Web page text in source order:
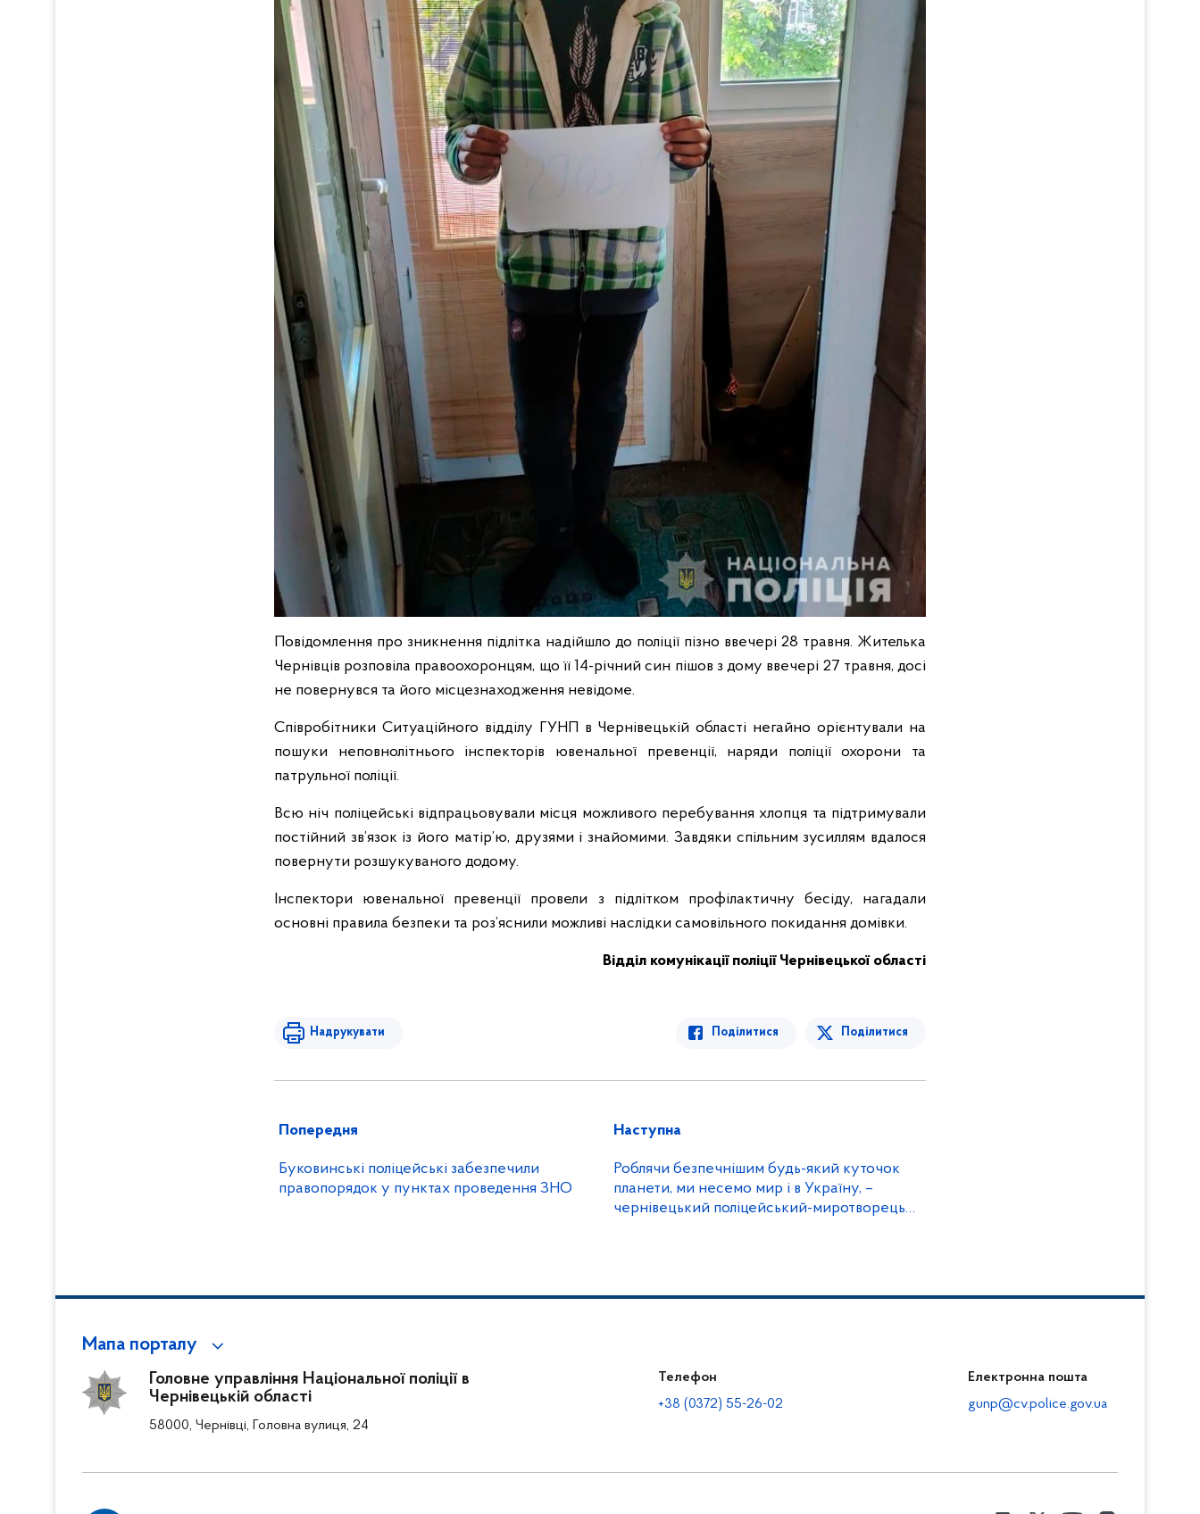
Повідомлення про зникнення підлітка надійшло до поліції пізно ввечері 28 травня. Жителька
Чернівців розповіла правоохоронцям, що її 14-річний син пішов з дому ввечері 27 травня, досі
не повернувся та його місцезнаходження невідоме.
Співробітники Ситуаційного відділу ГУНП в Чернівецькій області негайно орієнтували на
пошуки неповнолітнього інспекторів ювенальної превенції, наряди поліції охорони та
патрульної поліції.
Всю ніч поліцейські відпрацьовували місця можливого перебування хлопця та підтримували
постійний зв’язок із його матір’ю, друзями і знайомими. Завдяки спільним зусиллям вдалося
повернути розшукуваного додому.
Інспектори ювенальної превенції провели з підлітком профілактичну бесіду, нагадали
основні правила безпеки та роз’яснили можливі наслідки самовільного покидання домівки.
Відділ комунікації поліції Чернівецької області
Надрукувати Поділитися Поділитися
Попередня
Буковинські поліцейські забезпечили
правопорядок у пунктах проведення ЗНО
Наступна
Роблячи безпечнішим будь-який куточок
планети, ми несемо мир і в Україну, –
чернівецький поліцейський-миротворець
Мапа порталу
Головне управління Національної поліції в
Чернівецькій області
58000, Чернівці, Головна вулиця, 24
Телефон
+38 (0372) 55-26-02
Електронна пошта
gunp@cv.police.gov.ua